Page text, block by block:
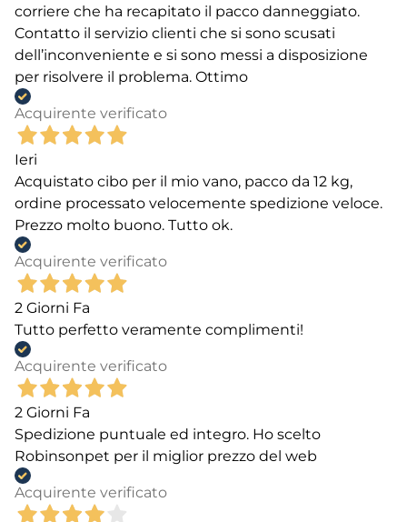
corriere che ha recapitato il pacco danneggiato.
Contatto il servizio clienti che si sono scusati
dell’inconveniente e si sono messi a disposizione
per risolvere il problema. Ottimo
Acquirente verificato
Ieri
Acquistato cibo per il mio vano, pacco da 12 kg,
ordine processato velocemente spedizione veloce.
Prezzo molto buono. Tutto ok.
Acquirente verificato
2 Giorni Fa
Tutto perfetto veramente complimenti!
Acquirente verificato
2 Giorni Fa
Spedizione puntuale ed integro. Ho scelto
Robinsonpet per il miglior prezzo del web
Acquirente verificato